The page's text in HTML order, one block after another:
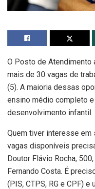
O Posto de Atendimento
mais de 30 vagas de
(5). A maioria dessas
ensino médio completo
desenvolvimento infantil.
Quem tiver interesse em
vagas disponíveis
Doutor Flávio Rocha,
Fernando Costa. É
(PIS, CTPS, RG e CPF) e